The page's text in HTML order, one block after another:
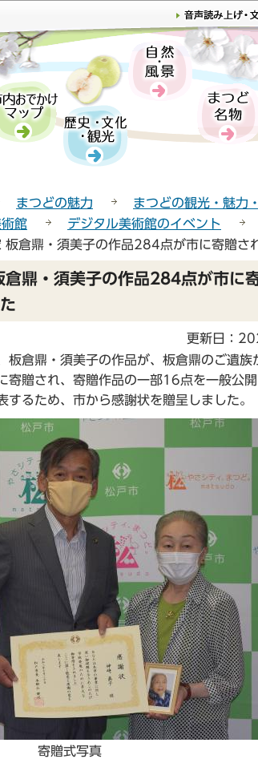
このページの本文へ移動
まつどの魅力 まつどの観光・魅力
館
デジタル美術館のイベント
板倉鼎・須美子の作品284点が市に寄贈さ
倉鼎・須美子の作品284点が市に
更新日：
板倉鼎・須美子の作品が、板倉鼎のご遺族
寄贈され、寄贈作品の一部16点を一般公開
するため、市から感謝状を贈呈しました。
寄贈式写真